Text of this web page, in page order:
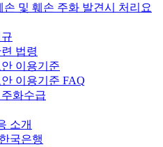
손 및 훼손 주화 발견시 처리요
법령
이용기준
이용기준 FAQ
화수급
소개
국은행